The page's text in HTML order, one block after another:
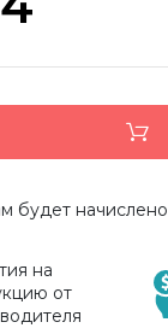
будет начислено
на
от